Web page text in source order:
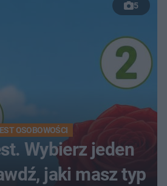
5
OSOBOWOŚCI
Wybierz jeden
jaki masz typ